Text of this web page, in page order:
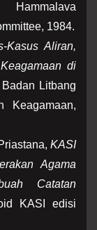
1984.
Kasus Aliran,
di
Litbang
Keagamaan,
KASI
Agama
Catatan
KASI edisi